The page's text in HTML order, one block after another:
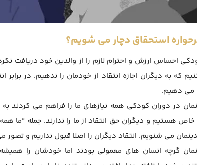
استحقاق دچار می شویم؟
احساس ارزش و احترام لازم را از والدین خود دریافت
که به دیگران اجازه انتقاد از خودمان را ندهیم. در
می دهیم.
در دوران کودکی همه نیازهای ما را فراهم می کردند
هستیم و دیگران حق انتقاد از ما را ندارند. جمله “ما
می شنویم. انتقاد دیگران را اصلا قبول نداریم و
گرچه انسان های معمولی بودند اما خودشان را همیشه